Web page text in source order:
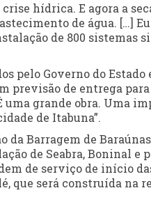
crise hídrica. E agora a
de água. […]
de 800 sistemas
pelo Governo do
previsão de entrega
uma grande obra. Uma
de Itabuna”.
da Barragem de
de Seabra, Boninal e
de serviço de início
que será construída na